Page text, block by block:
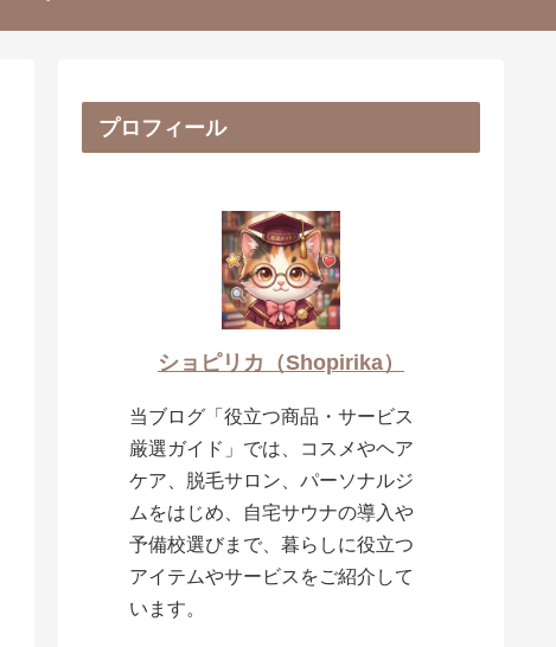
プロフィール
ショピリカ（Shopirika）
当ブログ「役立つ商品・サービス
厳選ガイド」では、コスメやヘア
ケア、脱毛サロン、パーソナルジ
ムをはじめ、自宅サウナの導入や
予備校選びまで、暮らしに役立つ
アイテムやサービスをご紹介して
います。